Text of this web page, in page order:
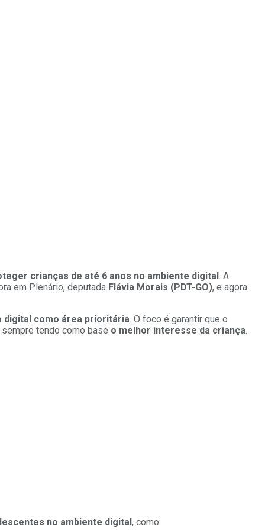
crianças de até 6 anos no ambiente digital . A
em Plenário, deputada Flávia Morais (PDT-GO), e agora
digital como área prioritária. O foco é garantir que o
sempre tendo como base o melhor interesse da criança.
no ambiente digital , como: